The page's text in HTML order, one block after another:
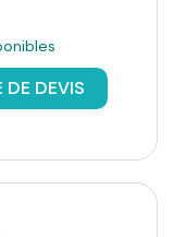
DE DEVIS